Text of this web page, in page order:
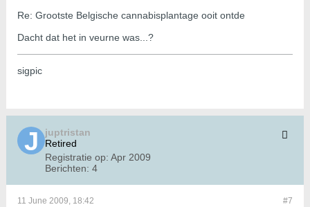
Re: Grootste Belgische cannabisplantage ooit ontde
Dacht dat het in veurne was...?
sigpic
juptristan
Retired
Registratie op: Apr 2009
Berichten: 4
#7
11 June 2009, 18:42